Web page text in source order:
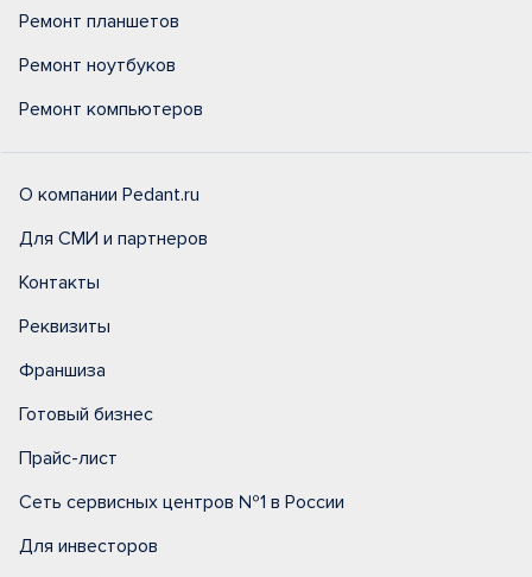
Ремонт планшетов
Ремонт ноутбуков
Ремонт компьютеров
О компании Pedant.ru
Для СМИ и партнеров
Контакты
Реквизиты
Франшиза
Готовый бизнес
Прайс-лист
Сеть сервисных центров №1 в России
Для инвесторов